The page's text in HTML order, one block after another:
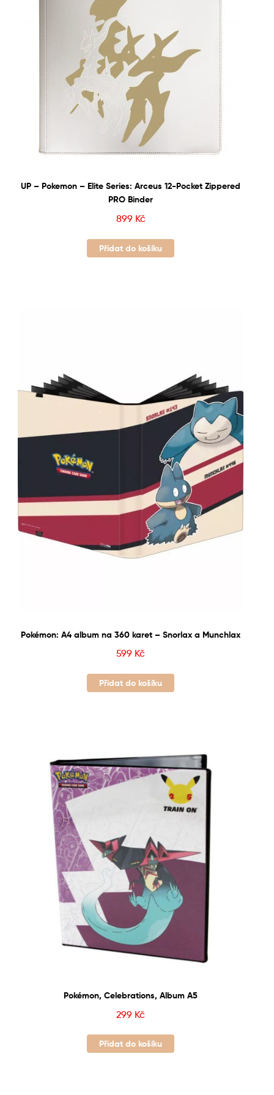
UP – Pokemon – Elite Series: Arceus 12-Pocket Zippered
PRO Binder
899 Kč
Přidat do košíku
Pokémon: A4 album na 360 karet – Snorlax a Munchlax
599 Kč
Přidat do košíku
Pokémon, Celebrations, Album A5
299 Kč
Přidat do košíku